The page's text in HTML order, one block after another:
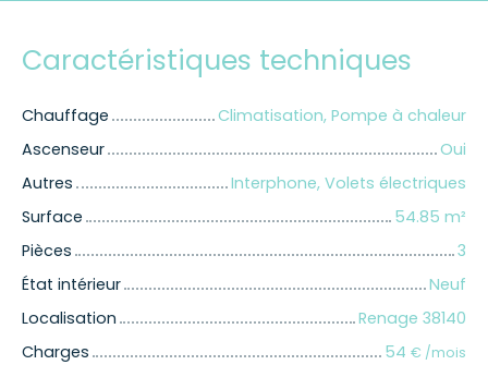
Caractéristiques techniques
Chauffage
Climatisation, Pompe à chaleur
Ascenseur
Oui
Autres
Interphone, Volets électriques
Surface
54.85 m²
Pièces
3
État intérieur
Neuf
Localisation
Renage 38140
Charges
54 € /mois